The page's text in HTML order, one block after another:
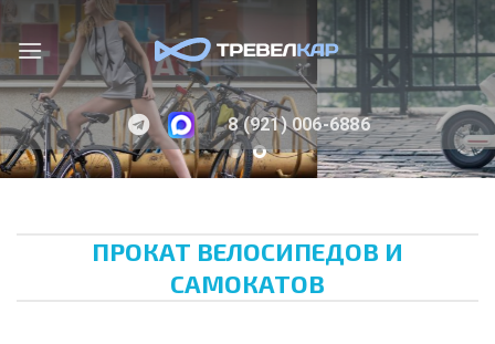
Skip
to
content
8 (921) 006-6886
ПРОКАТ ВЕЛОСИПЕДОВ И
САМОКАТОВ